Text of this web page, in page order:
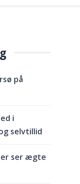
på
i
selvtillid
ser ægte